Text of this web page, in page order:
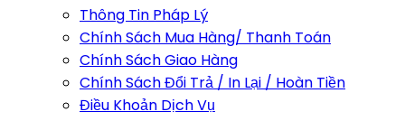
Thông Tin Pháp Lý
Chính Sách Mua Hàng/ Thanh Toán
Chính Sách Giao Hàng
Chính Sách Đổi Trả / In Lại / Hoàn Tiền
Điều Khoản Dịch Vụ